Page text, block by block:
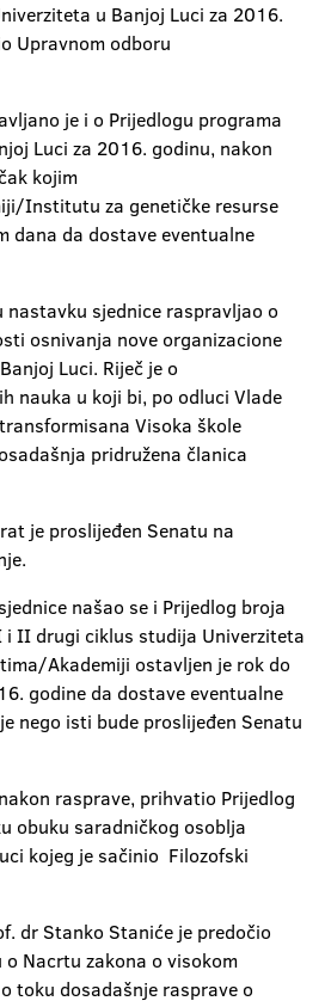
u Banjoj Luci za 2016.
Upravnom odboru
je i o Prijedlogu programa
Luci za 2016. godinu, nakon
kojim
Institutu za genetičke resurse
dana da dostave eventualne
nastavku sjednice raspravljao o
osnivanja nove organizacione
Luci. Riječ je o
nauka u koji bi, po odluci Vlade
Visoka škole
pridružena članica
je proslijeđen Senatu na
našao se i Prijedlog broja
i II drugi ciklus studija Univerziteta
Akademiji ostavljen je rok do
godine da dostave eventualne
nego isti bude proslijeđen Senatu
rasprave, prihvatio Prijedlog
obuku saradničkog osoblja
kojeg je sačinio Filozofski
dr Stanko Staniće je predočio
Nacrtu zakona o visokom
toku dosadašnje rasprave o